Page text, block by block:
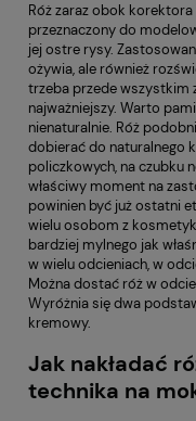
Róż zaraz obok
przeznaczony do
jej ostre rysy.
ożywia, ale również
trzeba przede wszystkim
najważniejszy. Warto
nienaturalnie. Róż
dobierać do naturalnego
policzkowych, na czubku
właściwy moment na
powinien być już ostatni
wielu osobom z
bardziej mylnego jak
w wielu odcieniach, w
Można dostać róż w
Wyróżnia się dwa
kremowy.
Jak nakładać
technika na